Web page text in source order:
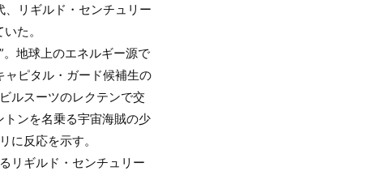
リギルド・センチュリー
た。
地球上のエネルギー源で
ピタル・ガード候補生の
ルスーツのレクテンで交
ンを名乗る宇宙海賊の少
に反応を示す。
リギルド・センチュリー